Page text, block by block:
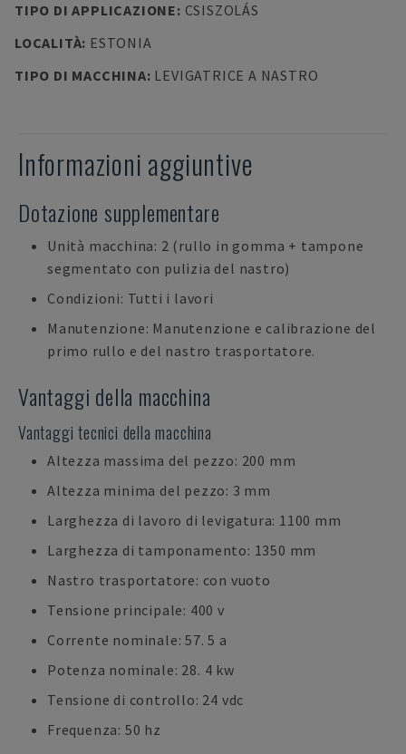
TIPO DI APPLICAZIONE: CSISZOLÁS
LOCALITÀ: ESTONIA
TIPO DI MACCHINA: LEVIGATRICE A NASTRO
Informazioni aggiuntive
Dotazione supplementare
Unità macchina: 2 (rullo in gomma + tampone
segmentato con pulizia del nastro)
Condizioni: Tutti i lavori
Manutenzione: Manutenzione e calibrazione del
primo rullo e del nastro trasportatore.
Vantaggi della macchina
Vantaggi tecnici della macchina
Altezza massima del pezzo: 200 mm
Altezza minima del pezzo: 3 mm
Larghezza di lavoro di levigatura: 1100 mm
Larghezza di tamponamento: 1350 mm
Nastro trasportatore: con vuoto
Tensione principale: 400 v
Corrente nominale: 57. 5 a
Potenza nominale: 28. 4 kw
Tensione di controllo: 24 vdc
Frequenza: 50 hz